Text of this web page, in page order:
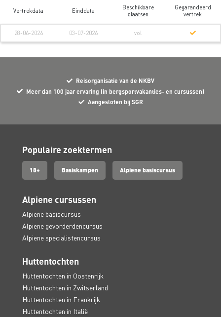
Vertrekdata Einddata
Beschikbare
plaatsen
Gegarandeerd
vertrek
28-06-2026 03-07-2026 vol
Reisorganisatie van de NKBV
Meer dan 100 jaar ervaring (in bergsportvakanties- en cursussen)
Aangesloten bij SGR
Populaire zoektermen
18+ Basiskampen Alpiene basiscursus
Alpiene cursussen
Alpiene basiscursus
Alpiene gevorderdencursus
Alpiene specialistencursus
Huttentochten
Huttentochten in Oostenrijk
Huttentochten in Zwitserland
Huttentochten in Frankrijk
Huttentochten in Italië